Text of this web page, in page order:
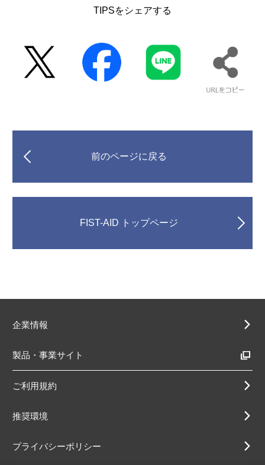
TIPSをシェアする
前のページに戻る
FIST-AID トップページ
企業情報
製品・事業サイト
ご利用規約
推奨環境
プライバシーポリシー